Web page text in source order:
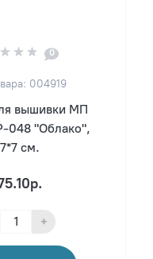
0
004919
вышивки МП
048 "Облако",
см.
+